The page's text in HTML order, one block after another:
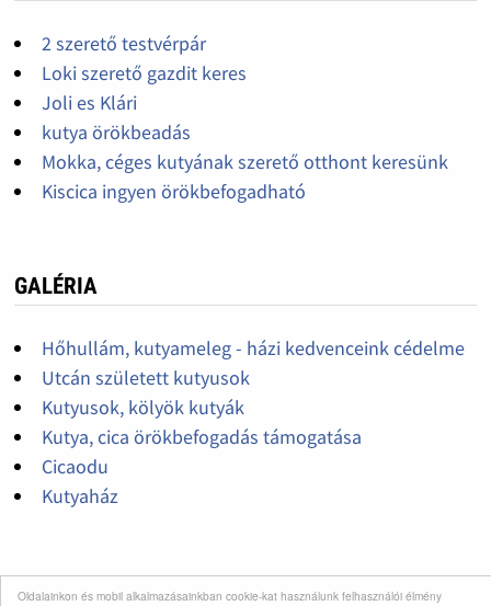
Oldalainkon és mobil alkalmazásainkban cookie-kat használunk felhasználói élmény
2 szerető testvérpár
Loki szerető gazdit keres
Joli es Klári
kutya örökbeadás
Mokka, céges kutyának szerető otthont keresünk
Kiscica ingyen örökbefogadható
GALÉRIA
Hőhullám, kutyameleg - házi kedvenceink cédelme
Utcán született kutyusok
Kutyusok, kölyök kutyák
Kutya, cica örökbefogadás támogatása
Cicaodu
Kutyaház
ÁLLATRENDŐRSÉGET MAGYARORSZÁGRA! -